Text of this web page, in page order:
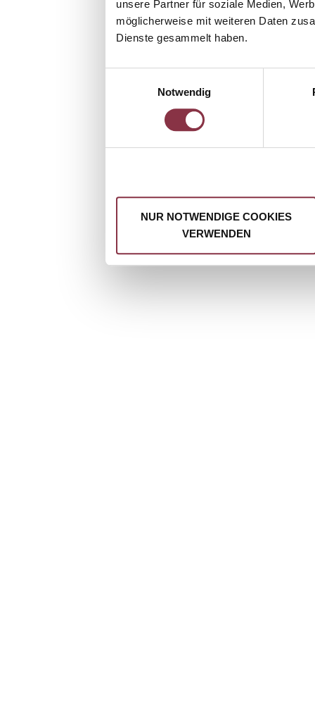
unsere Partner für soziale Medien,
möglicherweise mit weiteren Daten
Dienste gesammelt haben.
Notwendig
NUR NOTWENDIGE COOKIES
VERWENDEN